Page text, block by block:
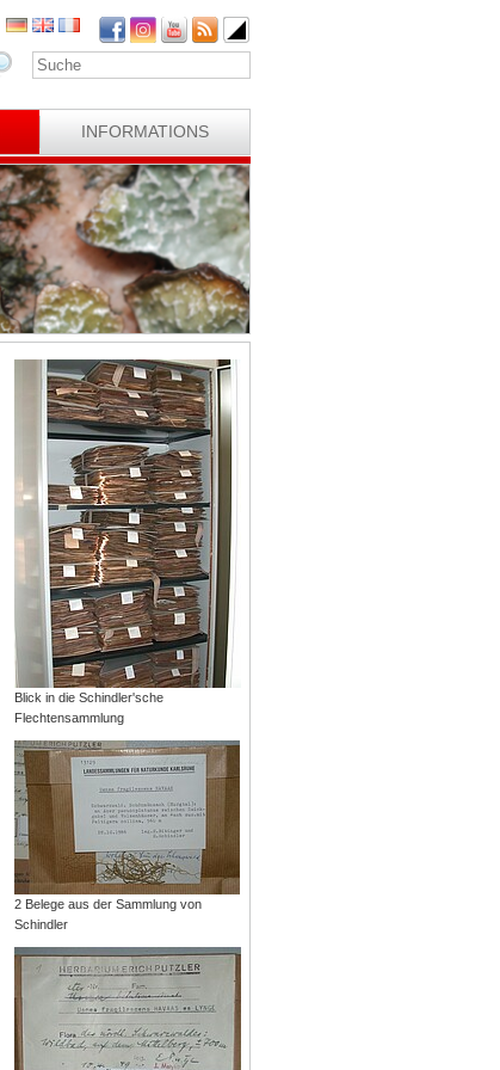
INFORMATIONS
Blick in die Schindler'sche
Flechtensammlung
2 Belege aus der Sammlung von
Schindler